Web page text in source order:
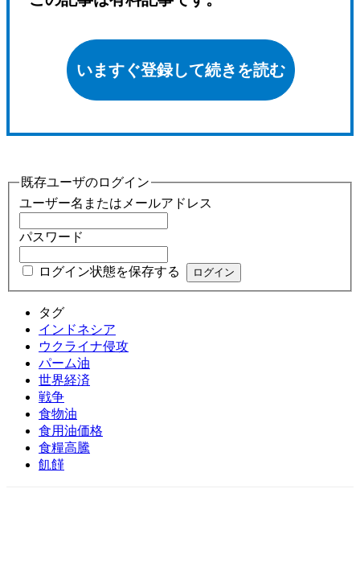
いますぐ登録して続きを読む
既存ユーザのログイン
ユーザー名またはメールアドレス
パスワード
ログイン状態を保存する
タグ
インドネシア
ウクライナ侵攻
パーム油
世界経済
戦争
食物油
食用油価格
食糧高騰
飢饉